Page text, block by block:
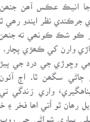
جا انيڪ عڪس آھن جنھن
جرڪندي نظر ايندو رھي
۾ ڪو شڪ ڪونھي ته
وارن کي ڪھڙي پچار، ۽
جي وڇوڙي جي درد جي
ڄاڻي سگھن ٿا. اڄ
واري زندگي
رھان ٿو اُتي اھا فخر ۽
پياري شواڻي جي